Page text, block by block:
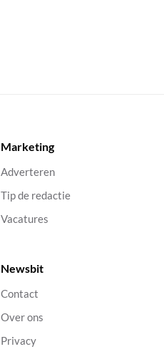
Marketing
Adverteren
Tip de redactie
Vacatures
Newsbit
Contact
Over ons
Privacy